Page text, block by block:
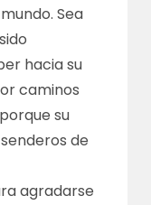
Sea
hacia su
caminos
su
de
agradarse